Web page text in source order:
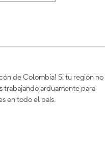
de Colombia! Si tu región no
trabajando arduamente para
en todo el país.